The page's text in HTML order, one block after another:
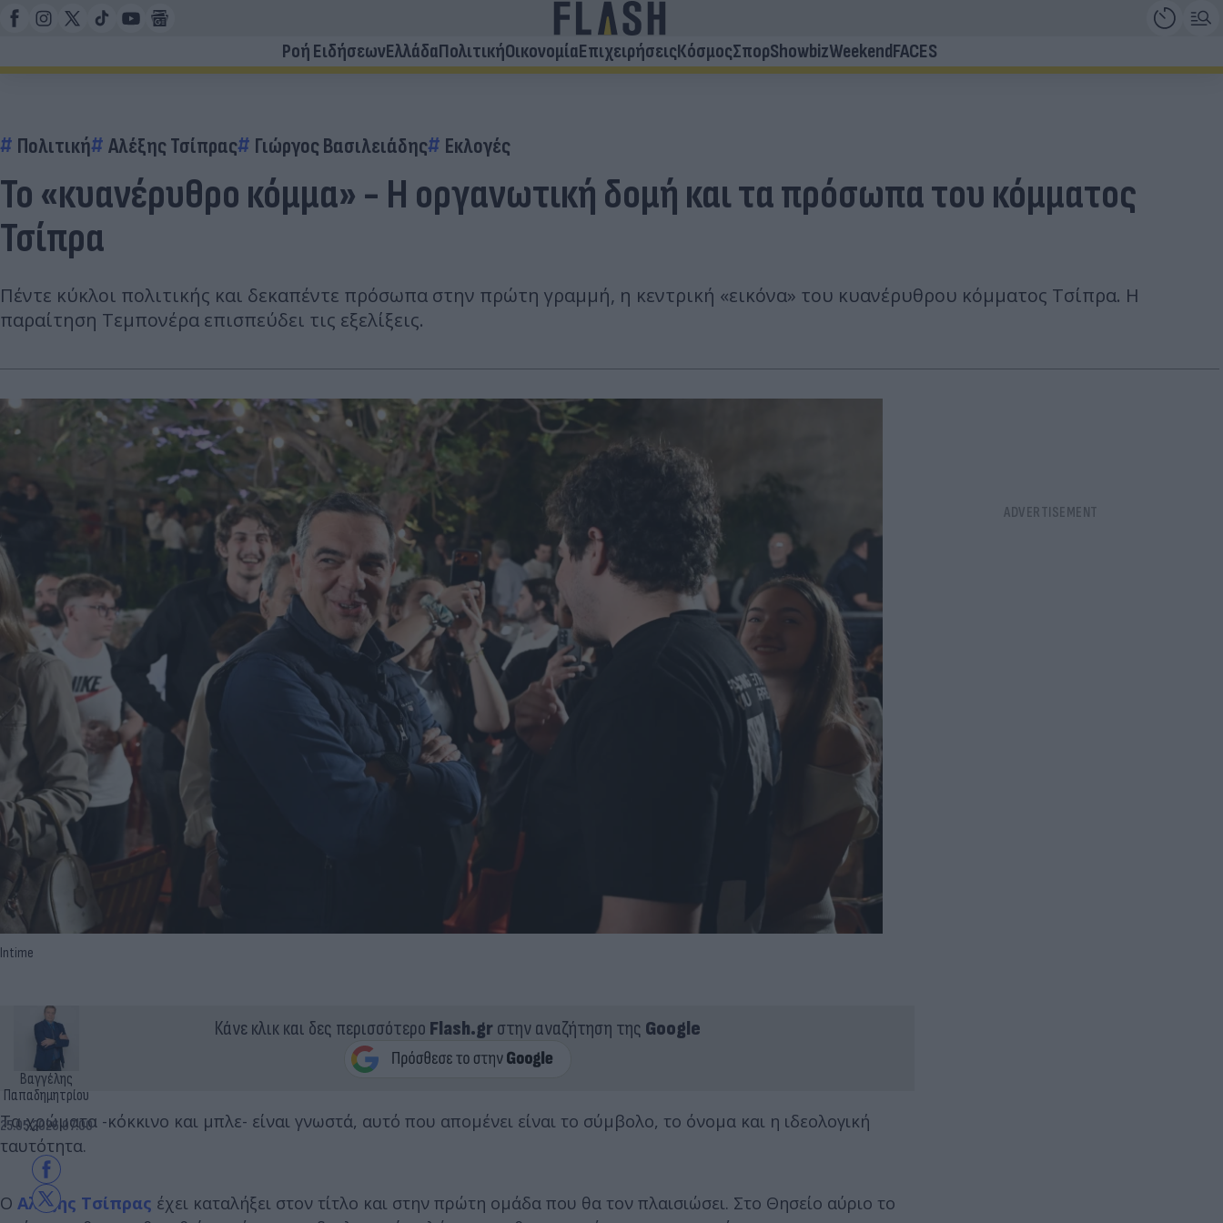
Ροή ΕιδήσεωνΕλλάδαΠολιτικήΟικονομίαΕπιχειρήσειςΚόσμοςΣπορShowbizWeekendFACES
Πολιτική Αλέξης Τσίπρας Γιώργος Βασιλειάδης Εκλογές
To «κυανέρυθρο κόμμα» - Η οργανωτική δομή και τα πρόσωπα του κόμματος
Τσίπρα
Πέντε κύκλοι πολιτικής και δεκαπέντε πρόσωπα στην πρώτη γραμμή, η κεντρική «εικόνα» του κυανέρυθρου κόμματος Τσίπρα. Η
παραίτηση Τεμπονέρα επισπεύδει τις εξελίξεις.
Intime
Βαγγέλης
Παπαδημητρίου
25.05.2026 07:00
Κάνε κλικ και δες περισσότερο Flash.grστην αναζήτηση της Google
Τα χρώματα -κόκκινο και μπλε- είναι γνωστά, αυτό που απομένει είναι το σύμβολο, το όνομα και η ιδεολογική
ταυτότητα.
Ο Αλέξης Τσίπρας έχει καταλήξει στον τίτλο και στην πρώτη ομάδα που θα τον πλαισιώσει. Στο Θησείο αύριο το